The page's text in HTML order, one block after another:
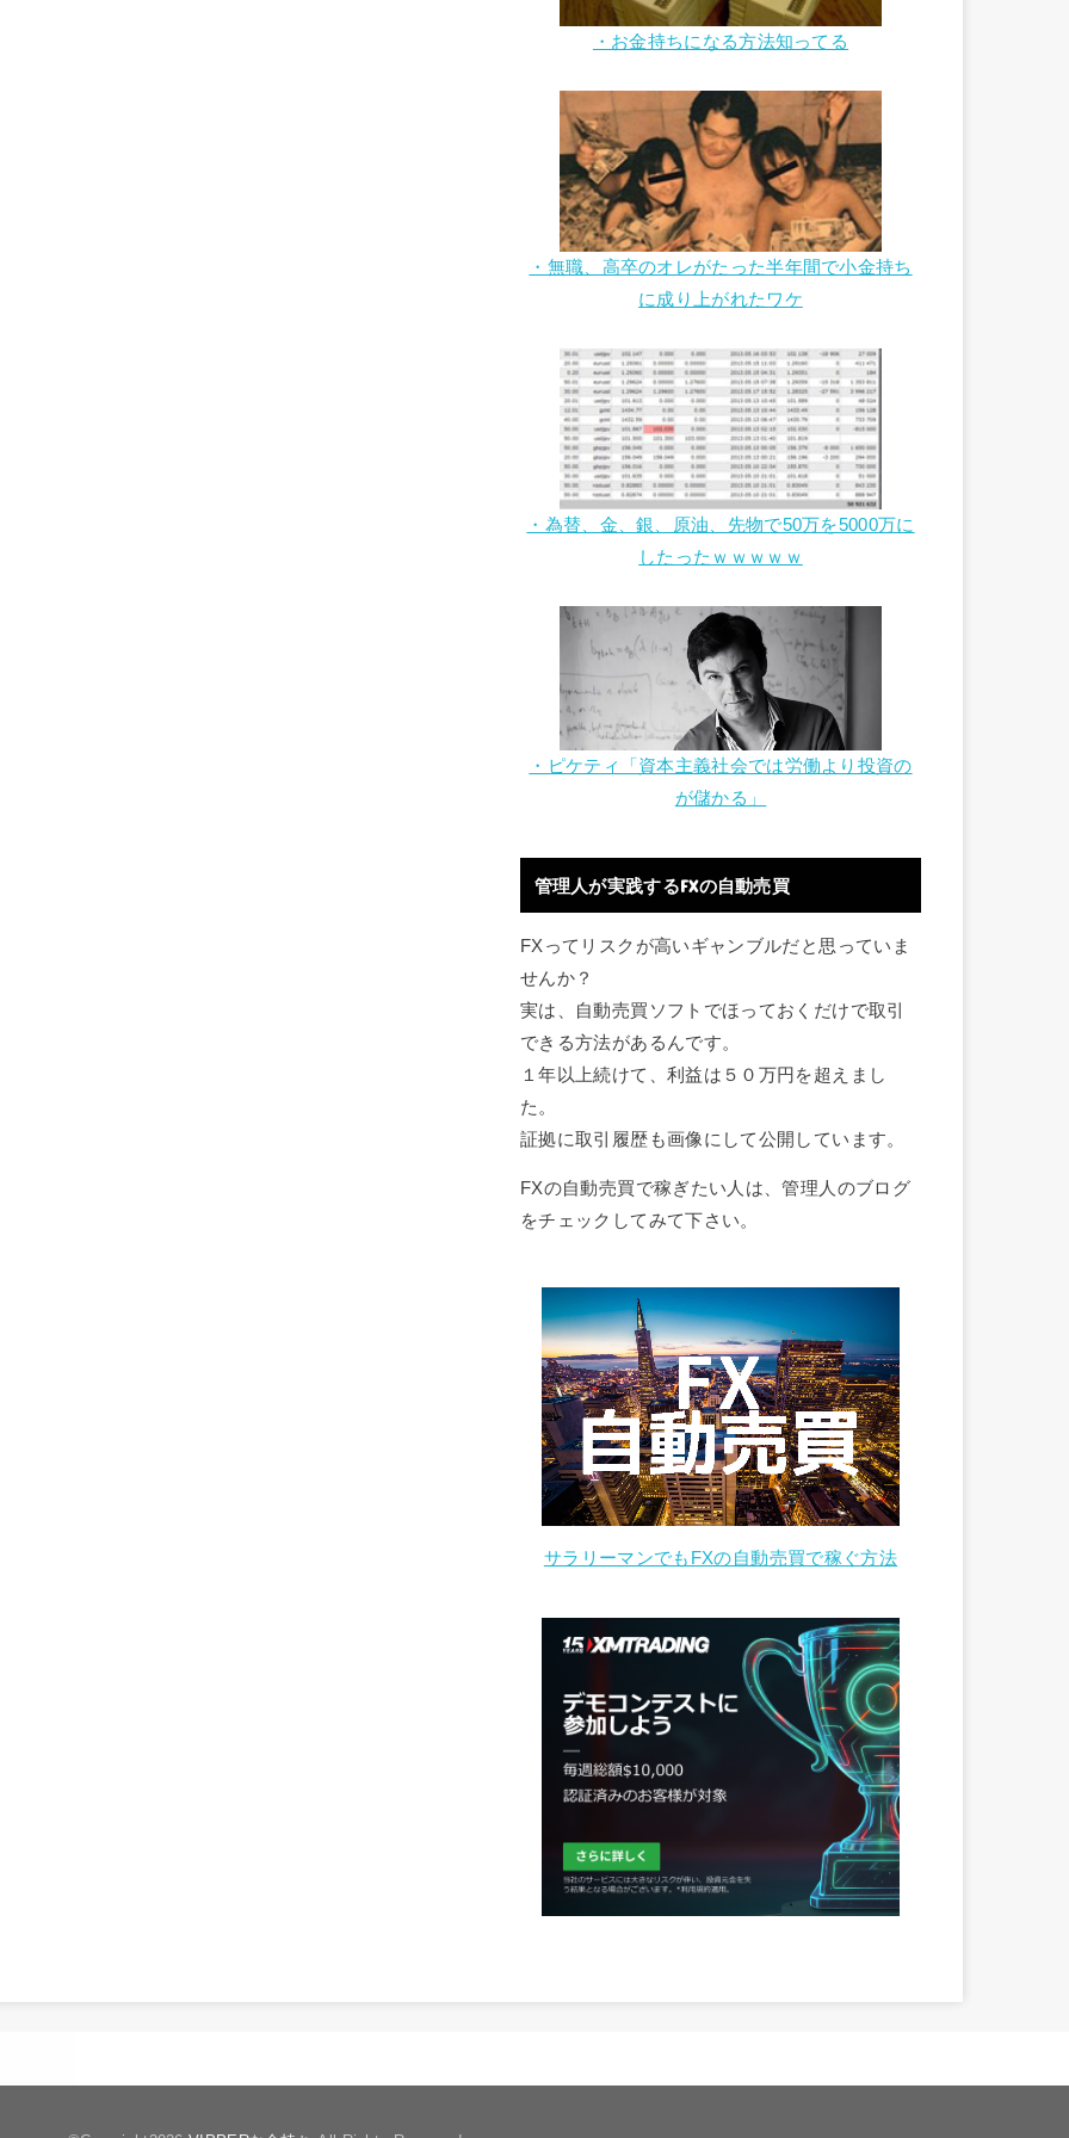
・お金持ちになる方法知ってる
・無職、高卒のオレがたった半年間で小金持ち
に成り上がれたワケ
・為替、金、銀、原油、先物で50万を5000万に
したったｗｗｗｗｗ
・ピケティ「資本主義社会では労働より投資の
が儲かる」
管理人が実践するFXの自動売買
FXってリスクが高いギャンブルだと思っていま
せんか？
実は、自動売買ソフトでほっておくだけで取引
できる方法があるんです。
１年以上続けて、利益は５０万円を超えまし
た。
証拠に取引履歴も画像にして公開しています。
FXの自動売買で稼ぎたい人は、管理人のブログ
をチェックしてみて下さい。
サラリーマンでもFXの自動売買で稼ぐ方法